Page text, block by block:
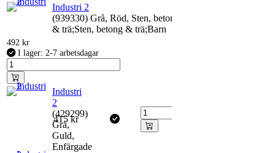
Industri 2
(939330) Grå, Röd, Sten, betong
& trä;Sten, betong & trä;Barn
492 kr
I lager: 2-7 arbetsdagar
Industri
2
(429299)
Grå,
Guld,
Enfärgade
415kr